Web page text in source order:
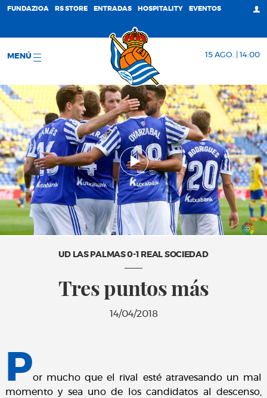
FUNDAZIOA RS STORE ENTRADAS HOSPITALITY EVENTOS
MENÚ 15 AGO. | 14:00
UD LAS PALMAS 0-1 REAL SOCIEDAD
Tres puntos más
14/04/2018
Por mucho que el rival esté atravesando un mal
momento y sea uno de los candidatos al descenso,